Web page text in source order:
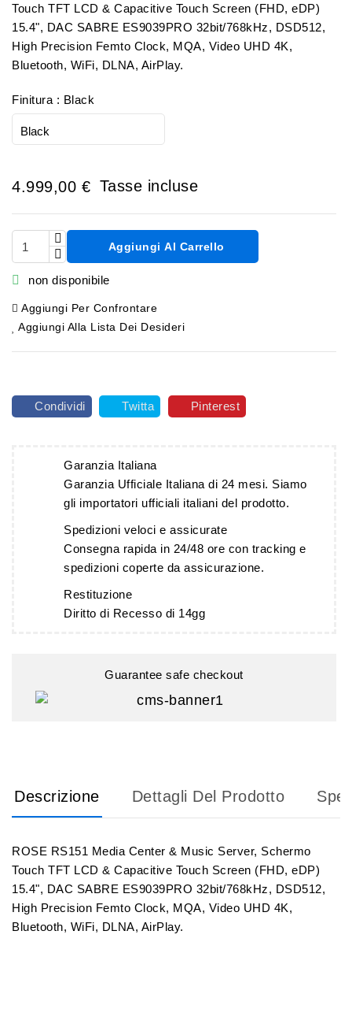
Touch TFT LCD & Capacitive Touch Screen (FHD, eDP)
15.4", DAC SABRE ES9039PRO 32bit/768kHz, DSD512,
High Precision Femto Clock, MQA, Video UHD 4K,
Bluetooth, WiFi, DLNA, AirPlay.
Finitura : Black
4.999,00 € Tasse incluse
Aggiungi Al Carrello
 non disponibile
Aggiungi Per Confrontare
Aggiungi Alla Lista Dei Desideri
Condividi Twitta Pinterest
Garanzia Italiana
Garanzia Ufficiale Italiana di 24 mesi. Siamo
gli importatori ufficiali italiani del prodotto.
Spedizioni veloci e assicurate
Consegna rapida in 24/48 ore con tracking e
spedizioni coperte da assicurazione.
Restituzione
Diritto di Recesso di 14gg
Guarantee safe checkout
Descrizione Dettagli Del Prodotto
ROSE RS151 Media Center & Music Server, Schermo
Touch TFT LCD & Capacitive Touch Screen (FHD, eDP)
15.4", DAC SABRE ES9039PRO 32bit/768kHz, DSD512,
High Precision Femto Clock, MQA, Video UHD 4K,
Bluetooth, WiFi, DLNA, AirPlay.